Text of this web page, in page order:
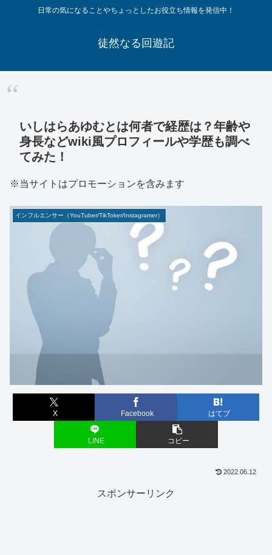
日常の気になることやちょっとしたお役立ち情報を発信中！
徒然なる回遊記
いしはらあゆむとは何者で経歴は？年齢や
身長などwiki風プロフィールや学歴も調べ
てみた！
※当サイトはプロモーションを含みます
インフルエンサー（YouTuber/TikToker/Instagramer）
X Facebook はてブ
LINE コピー
2022.06.12
スポンサーリンク